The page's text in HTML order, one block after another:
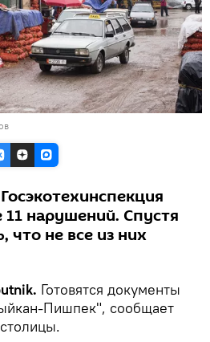
нарушений. Спустя
что не все из них
Готовятся документы
Пишпек", сообщает